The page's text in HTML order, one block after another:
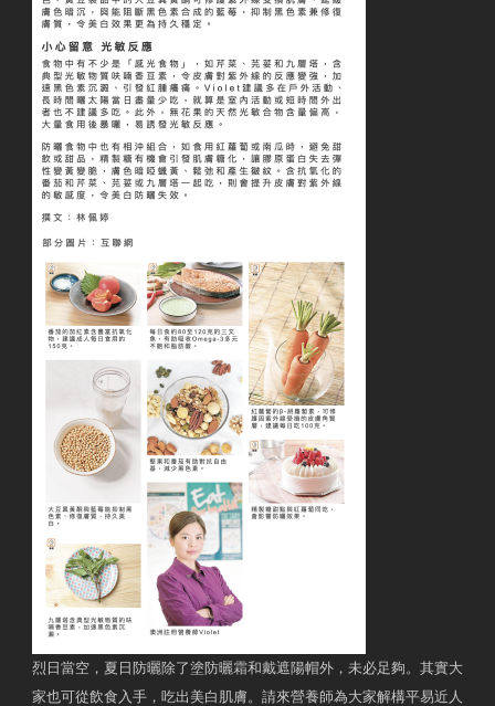
烈日當空，夏日防曬除了塗防曬霜和戴遮陽帽外，未必足夠。其實大
家也可從飲食入手，吃出美白肌膚。請來營養師為大家解構平易近人